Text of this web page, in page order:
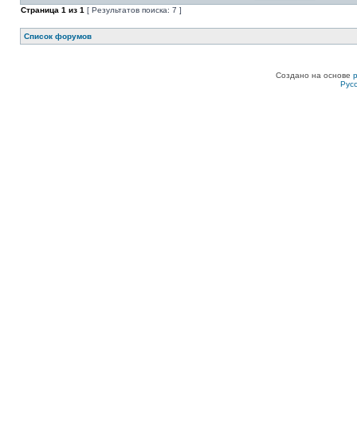
Страница 1 из 1 [ Результатов поиска: 7 ]
Список форумов
Создано на основе